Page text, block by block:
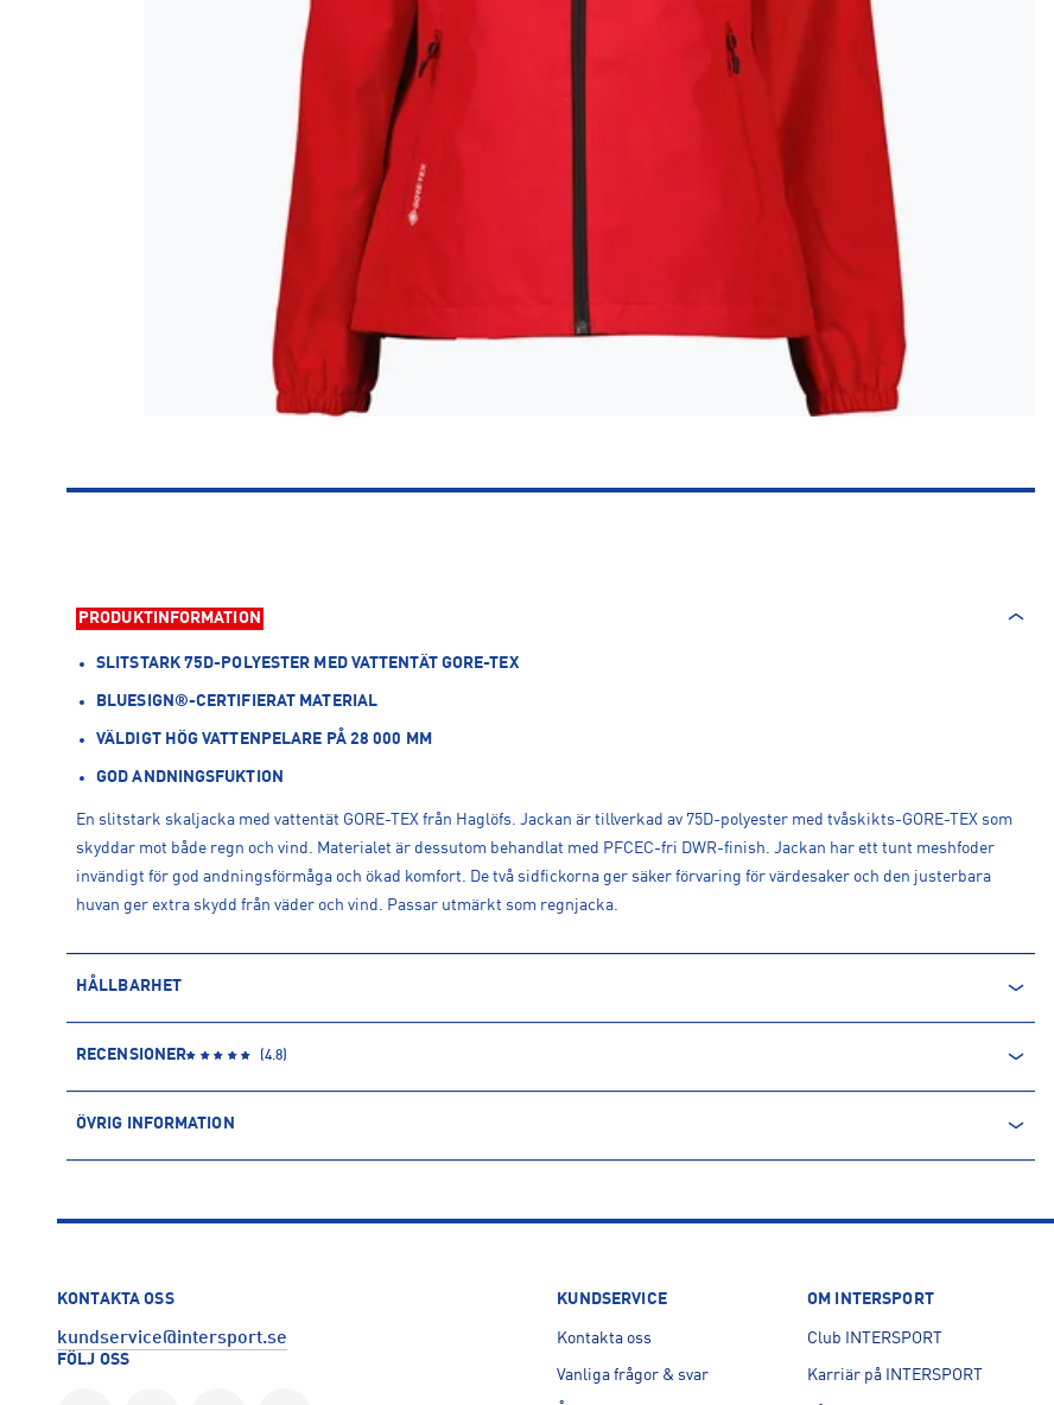
PRODUKTINFORMATION
SLITSTARK 75D-POLYESTER MED VATTENTÄT GORE-TEX
BLUESIGN®-CERTIFIERAT MATERIAL
VÄLDIGT HÖG VATTENPELARE PÅ 28 000 MM
GOD ANDNINGSFUKTION
En slitstark skaljacka med vattentät GORE-TEX från Haglöfs. Jackan är tillverkad av 75D-polyester med tvåskikts-GORE-TEX som
skyddar mot både regn och vind. Materialet är dessutom behandlat med PFCEC-fri DWR-finish. Jackan har ett tunt meshfoder
invändigt för god andningsförmåga och ökad komfort. De två sidfickorna ger säker förvaring för värdesaker och den justerbara
huvan ger extra skydd från väder och vind. Passar utmärkt som regnjacka.
HÅLLBARHET
användning av vatten och kemikalier.
RECENSIONER (4.8)
ÖVRIG INFORMATION
Leverantörens produktnummer: 605479
Tillverkaradress: Gustavslundsvägen 141 6tr, 167 51, Bromma, SE
KONTAKTA OSS
kundservice@intersport.se
FÖLJ OSS
KUNDSERVICE
Kontakta oss
Vanliga frågor & svar
OM INTERSPORT
Club INTERSPORT
Karriär på INTERSPORT